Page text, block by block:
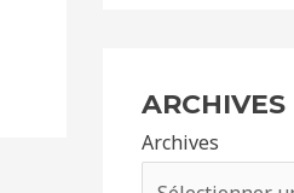
ARCHIVES
Archives